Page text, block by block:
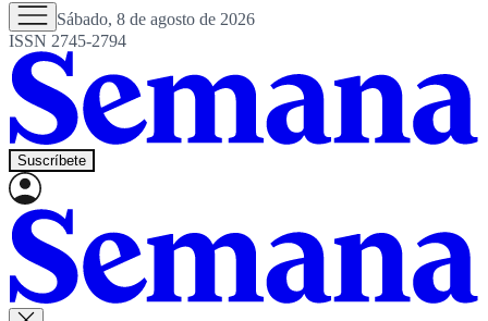
Sábado, 8 de agosto de 2026
ISSN 2745-2794
Suscríbete